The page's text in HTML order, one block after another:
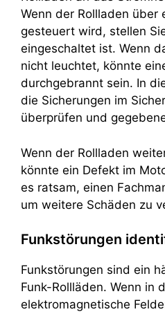
Wenn der Rollladen über
gesteuert wird, stellen
eingeschaltet ist. Wenn
nicht leuchtet, könnte
durchgebrannt sein. In
die Sicherungen im
überprüfen und
Wenn der Rollladen
könnte ein Defekt im
es ratsam, einen
um weitere Schäden zu
Funkstörungen
Funkstörungen sind ein
Funk-Rollläden. Wenn in
elektromagnetische